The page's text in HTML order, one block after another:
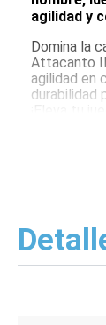
agilidad y
Domina la
Attacanto
agilidad en
durabilidad
Ajuste